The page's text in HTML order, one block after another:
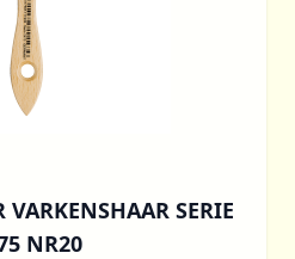
VARKENSHAAR SERIE
NR20